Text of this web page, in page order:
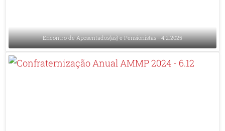
Encontro de Aposentados(as) e Pensionistas - 4.2.2025